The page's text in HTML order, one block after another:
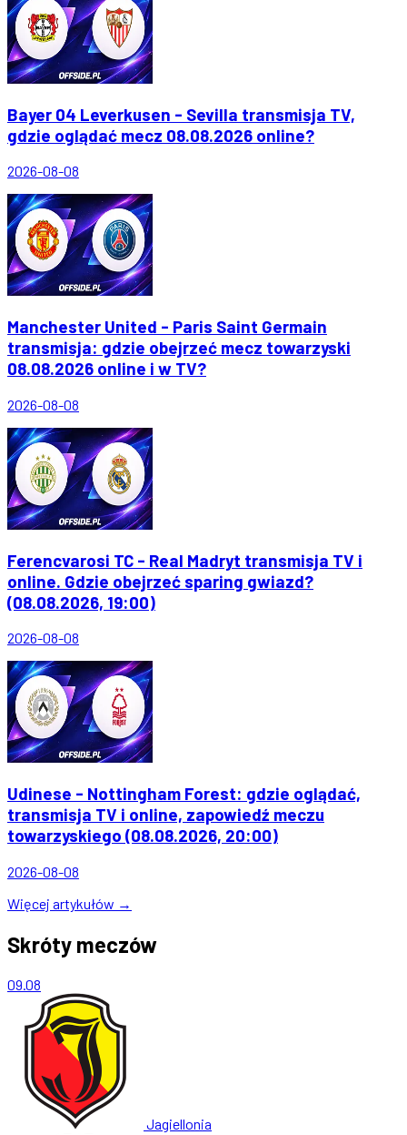
Bayer 04 Leverkusen - Sevilla transmisja TV,
gdzie oglądać mecz 08.08.2026 online?
2026-08-08
Manchester United - Paris Saint Germain
transmisja: gdzie obejrzeć mecz towarzyski
08.08.2026 online i w TV?
2026-08-08
Ferencvarosi TC - Real Madryt transmisja TV i
online. Gdzie obejrzeć sparing gwiazd?
(08.08.2026, 19:00)
2026-08-08
Udinese - Nottingham Forest: gdzie oglądać,
transmisja TV i online, zapowiedź meczu
towarzyskiego (08.08.2026, 20:00)
2026-08-08
Więcej artykułów →
Skróty meczów
09.08
Jagiellonia